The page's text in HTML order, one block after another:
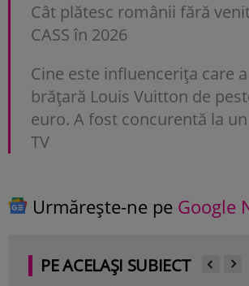
Cât plătesc românii fără
CASS în 2026
Cine este influencerița care
brățară Louis Vuitton de
euro. A fost concurentă la
TV
Urmărește-ne pe Google
PE ACELAȘI SUBIECT